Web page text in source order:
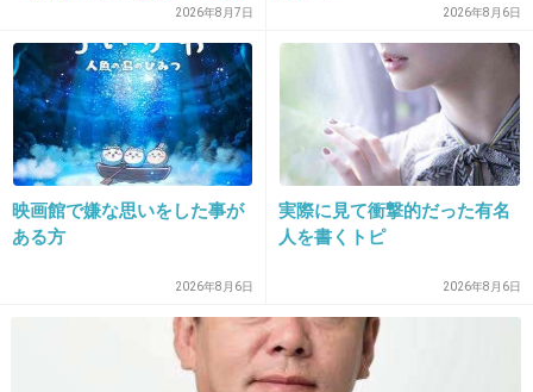
16. 匿名2022/01/07(金) 09:47:08
>>11
この絵文字使ってておいっ！！ってなった
ママが準備してくれるんだ」
2026年8月7日 2026年8月6日
映画館で嫌な思いをした事が
ある方
2026年8月6日
実際に見て衝撃的だった有名
人を書くトピ
2026年8月6日